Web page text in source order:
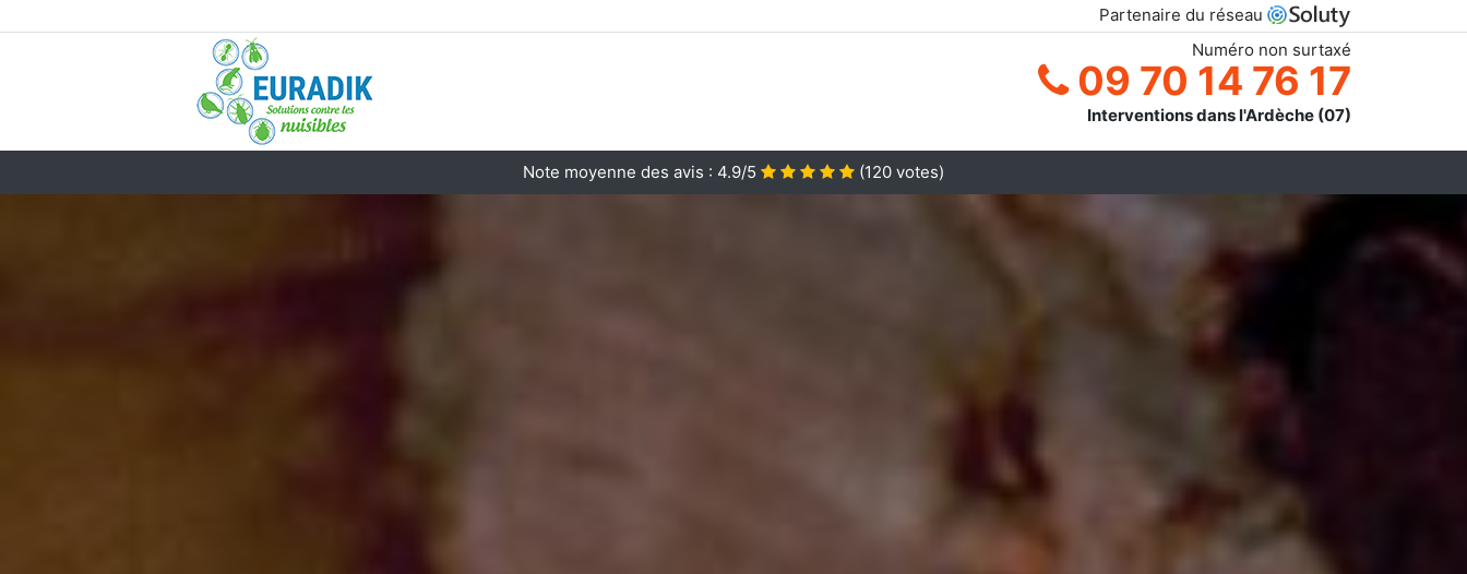
Partenaire du réseau
Numéro non surtaxé
09 70 14 76 17
Interventions dans l'Ardèche (07)
Note moyenne des avis : 4.9/5 (120 votes)